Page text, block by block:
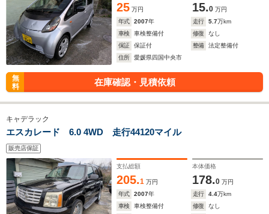
25 万円 15.0 万円
年式
2007年 走行 5.7万km
車検
車検整備付 修復
なし
保証
保証付 整備
法定整備付
住所
愛媛県四国中央市
無
料
在庫確認・見積依頼
キャデラック
エスカレード 6.0 4WD 走行44120マイル
販売店保証
支払総額
205.1 万円
本体価格
178.0 万円
年式
2007年 走行 4.4万km
車検
車検整備付 修復
なし